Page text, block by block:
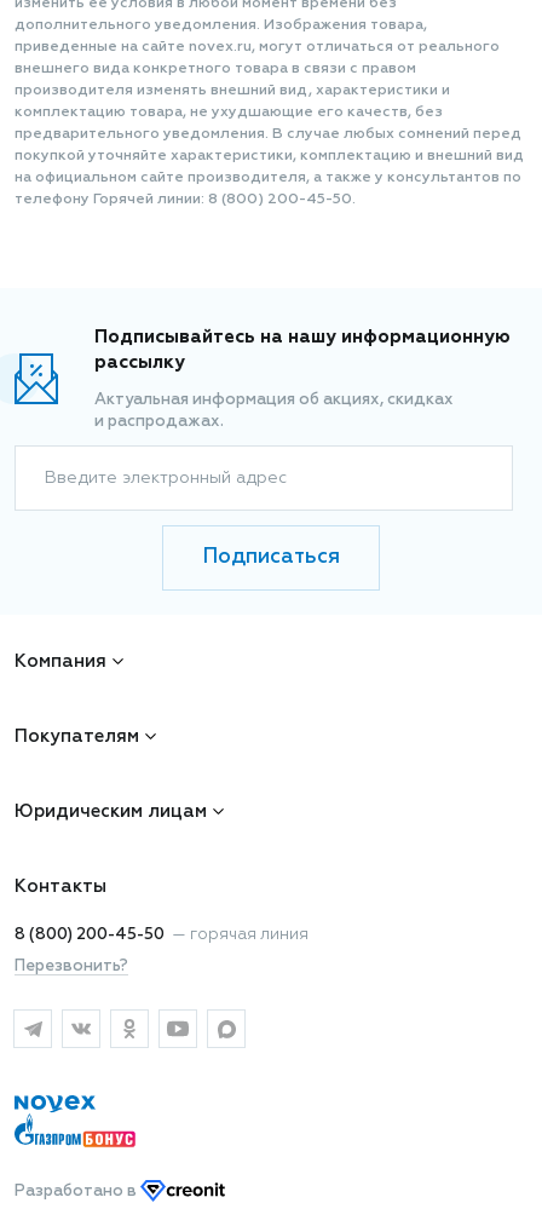
изменить её условия в любой момент времени без
дополнительного уведомления. Изображения товара,
приведенные на сайте novex.ru, могут отличаться от реального
внешнего вида конкретного товара в связи с правом
производителя изменять внешний вид, характеристики и
комплектацию товара, не ухудшающие его качеств, без
предварительного уведомления. В случае любых сомнений перед
покупкой уточняйте характеристики, комплектацию и внешний вид
на официальном сайте производителя, а также у консультантов по
телефону Горячей линии: 8 (800) 200-45-50.
Подписывайтесь на нашу информационную
рассылку
Актуальная информация об акциях, скидках
и распродажах.
Введите электронный адрес
Подписаться
Компания
Покупателям
Юридическим лицам
Контакты
8 (800) 200-45-50 — горячая линия
Перезвонить?
Разработано в